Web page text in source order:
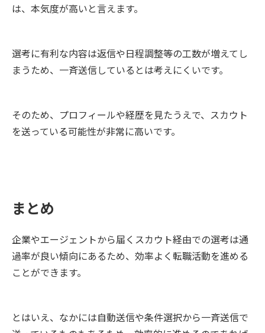
は、本気度が高いと言えます。
選考に有利な内容は返信や日程調整等の工数が増えてし
まうため、一斉送信しているとは考えにくいです。
そのため、プロフィールや経歴を見たうえで、スカウト
を送っている可能性が非常に高いです。
まとめ
企業やエージェントから届くスカウト経由での選考は通
過率が良い傾向にあるため、効率よく転職活動を進める
ことができます。
とはいえ、なかには自動送信や条件選択から一斉送信で